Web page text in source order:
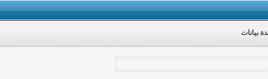
بيانات